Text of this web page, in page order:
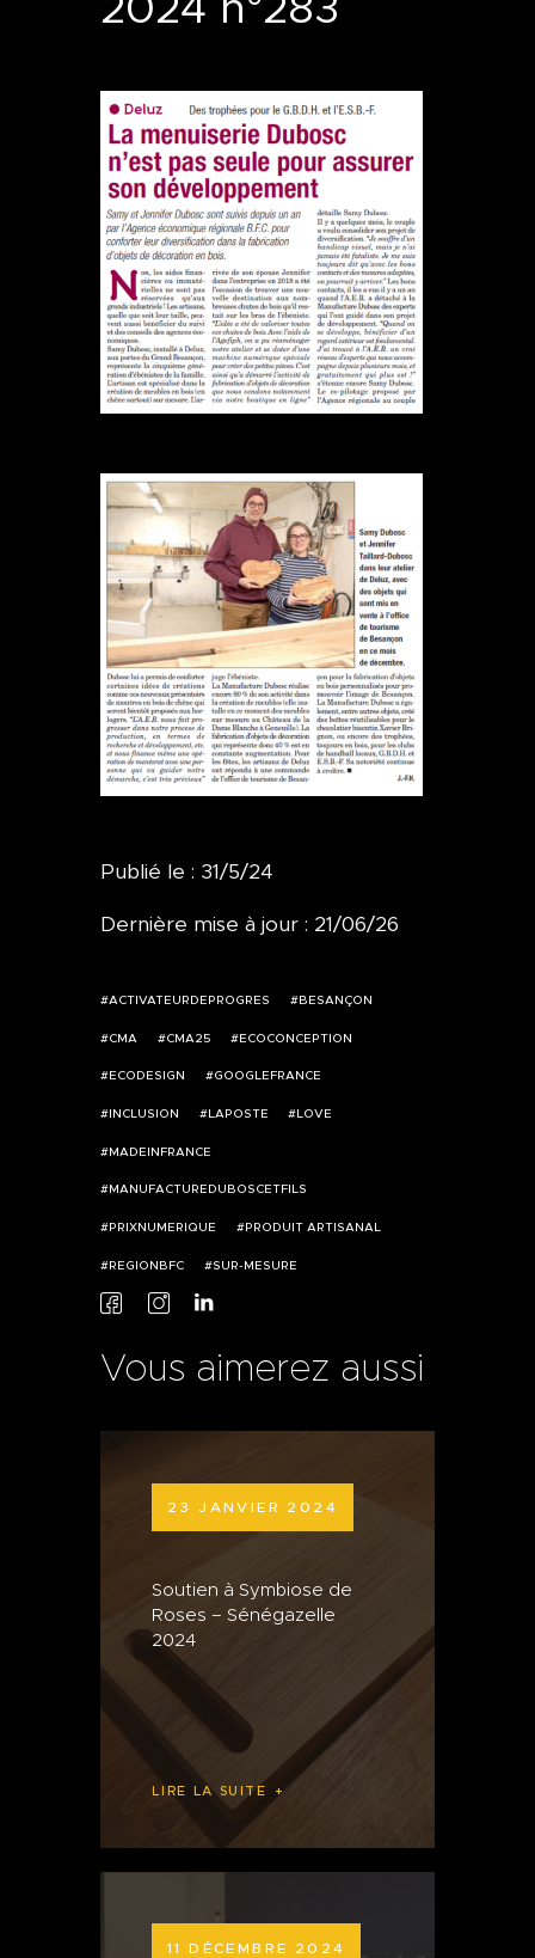
Publié le : 31/5/24
Dernière mise à jour : 21/06/26
ACTIVATEURDEPROGRES BESANÇON
CMA CMA25 ECOCONCEPTION
ECODESIGN GOOGLEFRANCE
INCLUSION LAPOSTE LOVE
MADEINFRANCE
MANUFACTUREDUBOSCETFILS
PRIXNUMERIQUE PRODUIT ARTISANAL
REGIONBFC SUR-MESURE
Vous aimerez aussi
23 JANVIER 2024
Soutien à Symbiose de
Roses – Sénégazelle
2024
LIRE LA SUITE
11 DÉCEMBRE 2024